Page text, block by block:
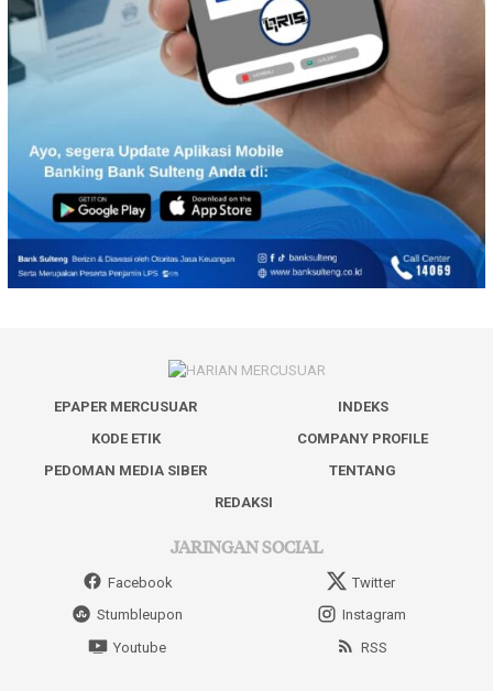
EPAPER MERCUSUAR
INDEKS
KODE ETIK
COMPANY PROFILE
PEDOMAN MEDIA SIBER
TENTANG
REDAKSI
JARINGAN SOCIAL
Facebook
Twitter
Stumbleupon
Instagram
Youtube
RSS